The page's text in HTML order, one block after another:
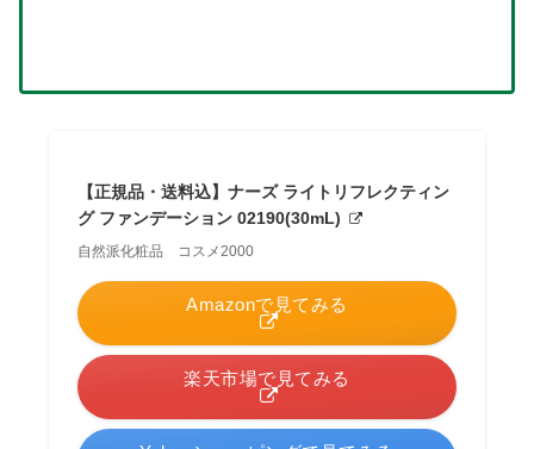
【正規品・送料込】ナーズ ライトリフレクティン
グ ファンデーション 02190(30mL)
自然派化粧品 コスメ2000
Amazonで見てみる
楽天市場で見てみる